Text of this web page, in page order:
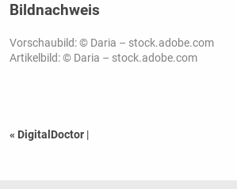
Bildnachweis
Vorschaubild: © Daria – stock.adobe.com
Artikelbild: © Daria – stock.adobe.com
« DigitalDoctor |